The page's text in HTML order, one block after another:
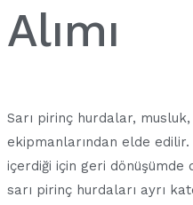
Alımı
Sarı pirinç hurdalar,
ekipmanlarından elde edilir.
içerdiği için geri dönüşümde
sarı pirinç hurdaları ayrı